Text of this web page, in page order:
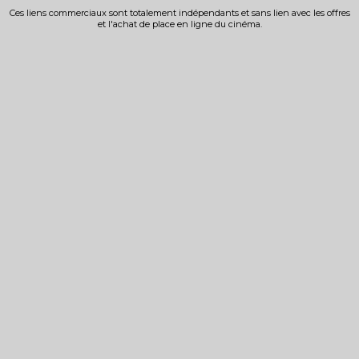
Ces liens commerciaux sont totalement indépendants et sans lien avec les offres
et l'achat de place en ligne du cinéma.